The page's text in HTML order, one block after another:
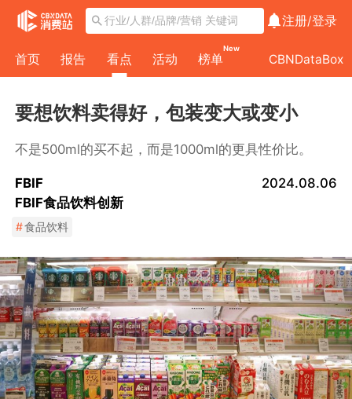
注册/登录
首页 报告 看点 活动 榜单
New
CBNDataBox
要想饮料卖得好，包装变大或变小
不是500ml的买不起，而是1000ml的更具性价比。
FBIF
FBIF食品饮料创新
2024.08.06
#食品饮料